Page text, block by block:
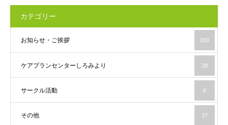
カテゴリー
お知らせ・ご挨拶 200
ケアプランセンターしろみより 28
サークル活動 6
その他 37